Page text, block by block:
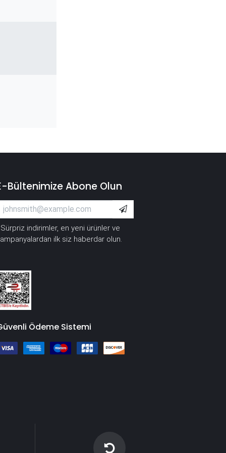
Bültenimize Abone Olun
Sürpriz indirimler, en yeni ürünler ve
ilk siz haberdar olun.
Ödeme Sistemi